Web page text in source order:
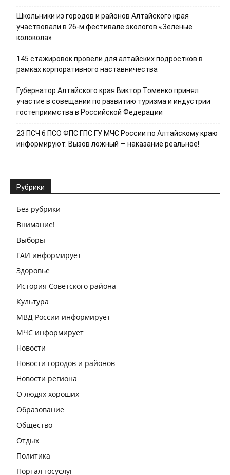
Школьники из городов и районов Алтайского края
участвовали в 26-м фестивале экологов «Зеленые
колокола»
145 стажировок провели для алтайских подростков в
рамках корпоративного наставничества
Губернатор Алтайского края Виктор Томенко принял
участие в совещании по развитию туризма и индустрии
гостеприимства в Российской Федерации
23 ПСЧ 6 ПСО ФПС ГПС ГУ МЧС России по Алтайскому краю
информируют: Вызов ложный — наказание реальное!
Рубрики
Без рубрики
Внимание!
Выборы
ГАИ информирует
Здоровье
История Советского района
Культура
МВД России информирует
МЧС информирует
Новости
Новости городов и районов
Новости региона
О людях хороших
Образование
Общество
Отдых
Политика
Портал госуслуг